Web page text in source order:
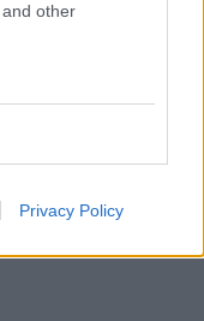
other
Privacy Policy